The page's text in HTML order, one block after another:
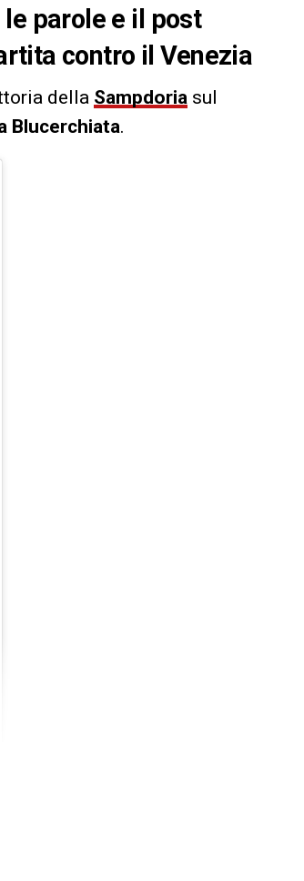
parole e il post
contro il Venezia
della Sampdoria sul
Blucerchiata.